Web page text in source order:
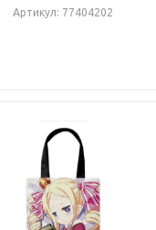
Артикул: 77404202